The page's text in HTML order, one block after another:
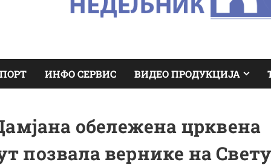
ИНФО СЕРВИС ВИДЕО ПРОДУКЦИЈА
обележена црквена
позвала вернике на Свету